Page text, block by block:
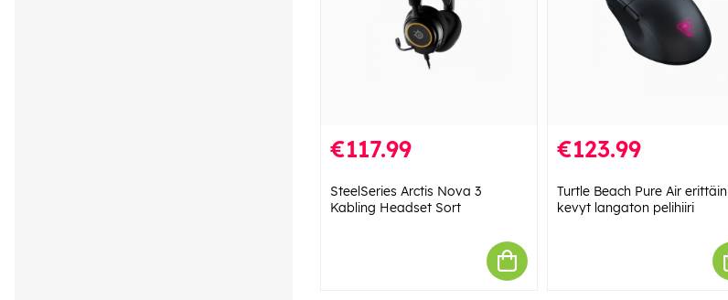
€117.99
SteelSeries Arctis Nova 3
Kabling Headset Sort
€123.99
Turtle Beach Pure Air erittäin
kevyt langaton pelihiiri